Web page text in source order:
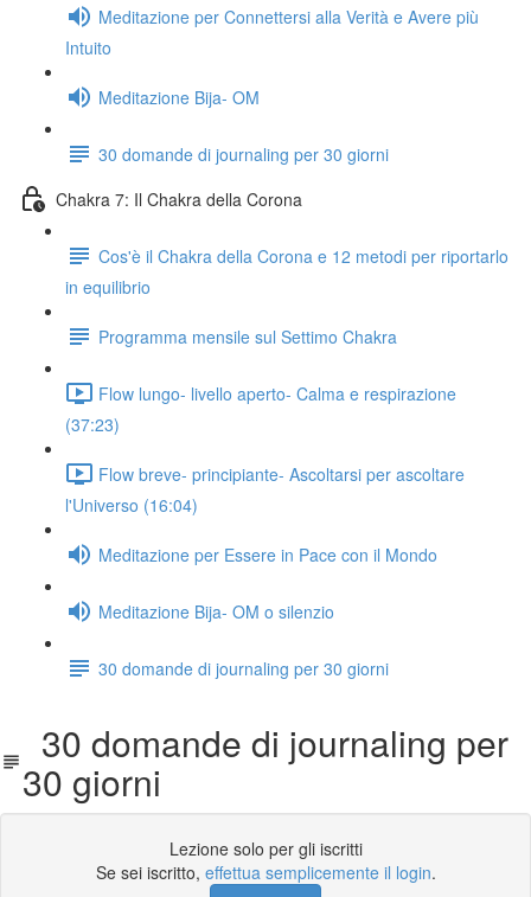
Meditazione per Connettersi alla Verità e Avere più
Intuito
Meditazione Bija- OM
30 domande di journaling per 30 giorni
Chakra 7: Il Chakra della Corona
Cos'è il Chakra della Corona e 12 metodi per riportarlo
in equilibrio
Programma mensile sul Settimo Chakra
Flow lungo- livello aperto- Calma e respirazione
(37:23)
Flow breve- principiante- Ascoltarsi per ascoltare
l'Universo (16:04)
Meditazione per Essere in Pace con il Mondo
Meditazione Bija- OM o silenzio
30 domande di journaling per 30 giorni
30 domande di journaling per
30 giorni
Lezione solo per gli iscritti
Se sei iscritto, effettua semplicemente il login.